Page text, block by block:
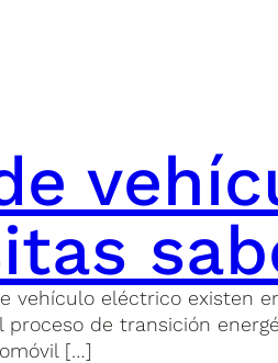
vehículo eléctrico existen
de transición
[…]